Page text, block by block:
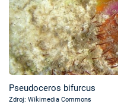
TV Program
Časopis
Sledujte prima+
Pseudoceros bifurcus
Zdroj: Wikimedia Commons